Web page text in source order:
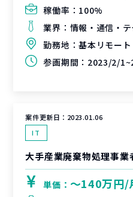
稼働率： 100%
業界： 情報・通信・
勤務地：基本リモート
参画期間： 2023/2/1~2023/
案件更新日： 2023.01.06
IT
大手産業廃棄物処理事
単価： 〜140万円/